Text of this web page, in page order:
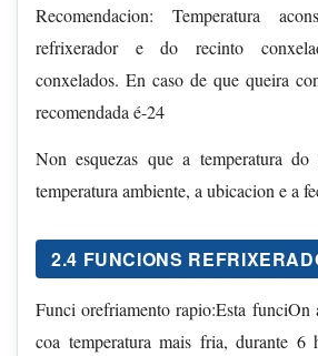
Recomendacion: Temperatura
refrixerador e do recinto
conxelados. En caso de que queira
recomendada é-24
Non esquezas que a temperatura
temperatura ambiente, a ubicacion e a
2.4 FUNCIONS
Funci orefriamento rapio:Esta funciOn
coa temperatura mais fria, durante 6